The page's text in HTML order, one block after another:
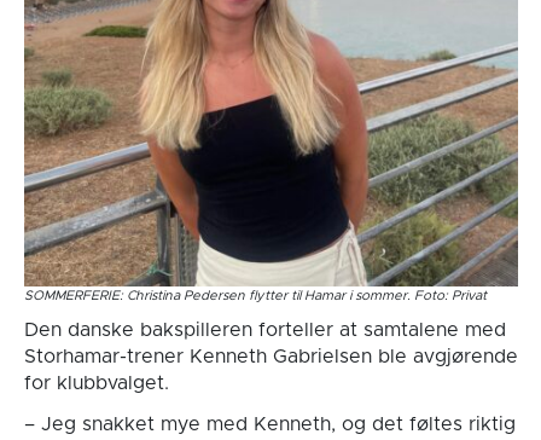
SOMMERFERIE: Christina Pedersen flytter til Hamar i sommer. Foto: Privat
Den danske bakspilleren forteller at samtalene med
Storhamar-trener Kenneth Gabrielsen ble avgjørende
for klubbvalget.
– Jeg snakket mye med Kenneth, og det føltes riktig